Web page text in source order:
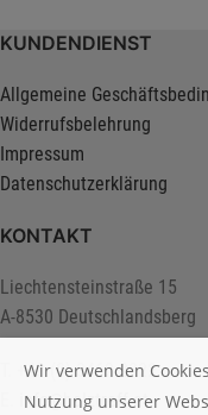
KUNDENDIENST
Allgemeine
Widerrufsbelehrung
Impressum
Datenschutzerklärung
KONTAKT
Liechtensteinstraße 15
A-8530 Deutschlandsberg
T. +43 (0) 3462 2222
info@holztreff.at
Wir verwenden
Nutzung unserer